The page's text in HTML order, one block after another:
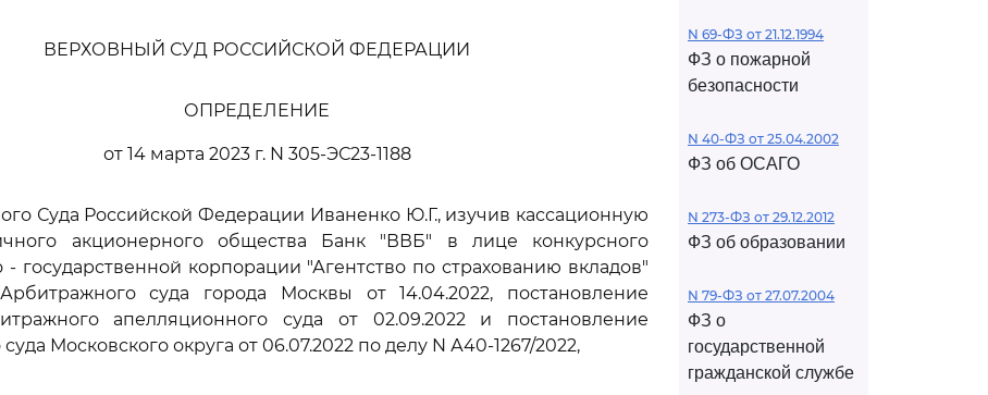
ВЕРХОВНЫЙ СУД РОССИЙСКОЙ ФЕДЕРАЦИИ
ОПРЕДЕЛЕНИЕ
от 14 марта 2023 г. N 305-ЭС23-1188
Суда Российской Федерации Иваненко Ю.Г., изучив кассационную
акционерного общества Банк "ВВБ" в лице конкурсного
государственной корпорации "Агентство по страхованию вкладов"
суда города Москвы от 14.04.2022, постановление
апелляционного суда от 02.09.2022 и постановление
Московского округа от 06.07.2022 по делу N А40-1267/2022,
N 69-ФЗ от 21.12.1994
ФЗ о пожарной
безопасности
N 40-ФЗ от 25.04.2002
ФЗ об ОСАГО
N 273-ФЗ от 29.12.2012
ФЗ об образовании
N 79-ФЗ от 27.07.2004
ФЗ о
государственной
гражданской службе